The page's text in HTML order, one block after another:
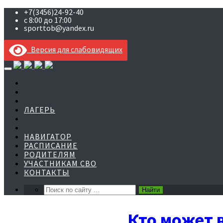
+7(3456)24-92-40
с 8:00 до 17:00
sporttob@yandex.ru
Версия для слабовидящих
Skip
to
content
ЛАГЕРЬ
НАВИГАТОР
РАСПИСАНИЕ
РОДИТЕЛЯМ
УЧАСТНИКАМ СВО
КОНТАКТЫ